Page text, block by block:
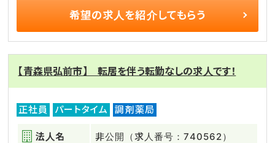
希望の求人を紹介してもらう
【青森県弘前市】 転居を伴う転勤なしの求人です！
正社員 パートタイム 調剤薬局
法人名 非公開（求人番号：740562）